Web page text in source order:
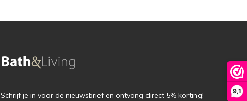
9,1
Schrijf je in voor de nieuwsbrief en ontvang direct 5% korting!